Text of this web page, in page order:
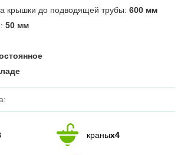
крышки до подводящей трубы: 600 мм
50 мм
краныx4